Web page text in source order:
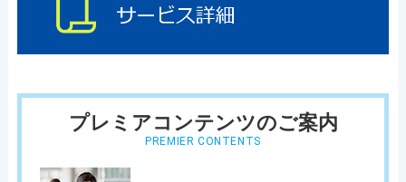
プレミアコンテンツのご案内
PREMIER CONTENTS